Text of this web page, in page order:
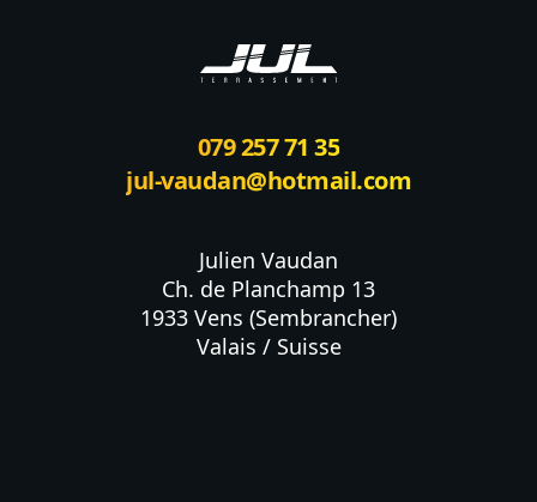
079 257 71 35
jul-vaudan@hotmail.com
Julien Vaudan
Ch. de Planchamp 13
1933 Vens (Sembrancher)
Valais / Suisse